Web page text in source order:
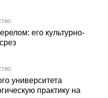
его культурно-
университета
практику на